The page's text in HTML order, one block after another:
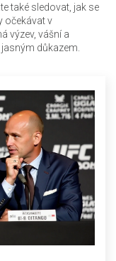
také sledovat, jak se
očekávat v
výzev, vášní a
důkazem.